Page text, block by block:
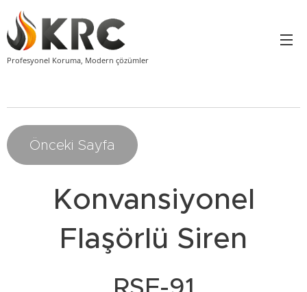
Profesyonel Koruma, Modern çözümler
Önceki Sayfa
Konvansiyonel
Flaşörlü Siren